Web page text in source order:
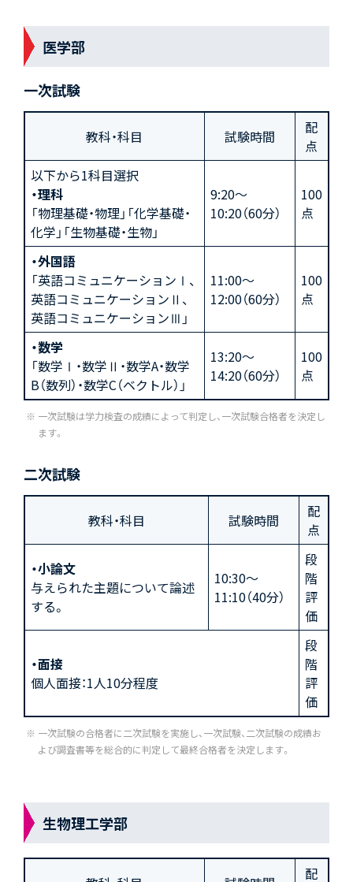
医学部
一次試験
教科・科目 試験時間
配
点
以下から1科目選択
・理科
「物理基礎・物理」「化学基礎・
化学」「生物基礎・生物」
9:20〜
10:20（60分）
100
点
・外国語
「英語コミュニケーションⅠ、
英語コミュニケーションⅡ、
英語コミュニケーションⅢ」
11:00～
12:00（60分）
100
点
・数学
「数学Ⅰ・数学Ⅱ・数学A・数学
B（数列）・数学C（ベクトル）」
13:20〜
14:20（60分）
100
点
一次試験は学力検査の成績によって判定し、一次試験合格者を決定し
ます。
二次試験
教科・科目 試験時間
配
点
・小論文
与えられた主題について論述
する。
10:30～
11:10（40分）
段
階
評
価
・面接
個人面接：1人10分程度
段
階
評
価
一次試験の合格者に二次試験を実施し、一次試験、二次試験の成績お
よび調査書等を総合的に判定して最終合格者を決定します。
生物理工学部
配